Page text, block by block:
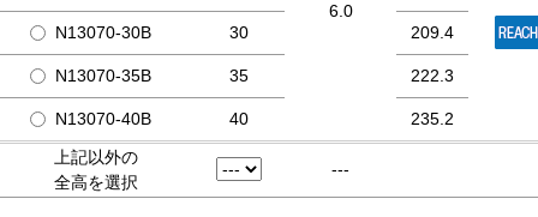
6.0
N13070-30B 30 209.4
N13070-35B 35 222.3
N13070-40B 40
235.2
上記以外の
全高を選択
---